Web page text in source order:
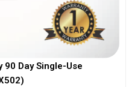
90 Day Single-Use